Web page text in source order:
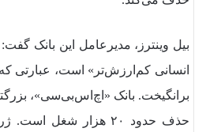
بیل وینترز، مدیرعامل این بانک
انسانی کم‌ارزش‌تر» است، عبارتی
برانگیخت. بانک «اچ‌اس‌بی‌سی»،
حذف حدود ۲۰ هزار شغل